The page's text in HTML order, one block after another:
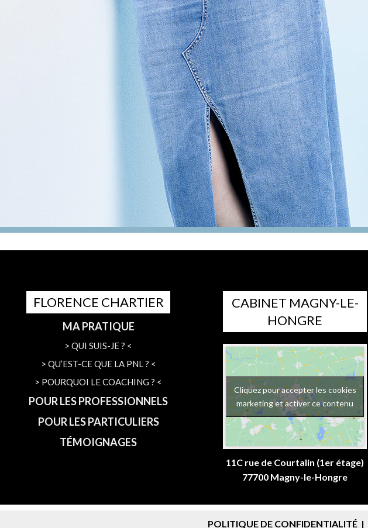
FLORENCE CHARTIER
MA PRATIQUE
> QUI SUIS-JE ? <
> QU’EST-CE QUE LA PNL ? <
> POURQUOI LE COACHING ? <
POUR LES PROFESSIONNELS
POUR LES PARTICULIERS
TÉMOIGNAGES
CABINET MAGNY-LE-
HONGRE
Cliquez pour accepter les cookies
marketing et activer ce contenu
11C rue de Courtalin (1er étage)
77700 Magny-le-Hongre
POLITIQUE DE CONFIDENTIALITÉ|